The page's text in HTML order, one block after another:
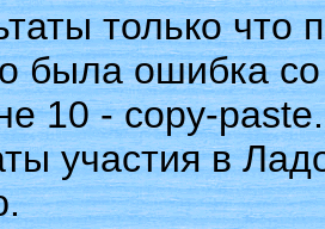
только
была ошибка
10 - copy-
участия в